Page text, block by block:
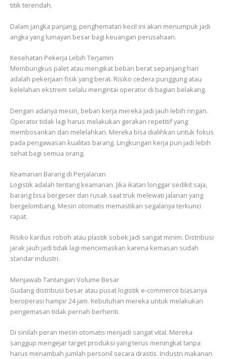
titik terendah.
Dalam jangka panjang, penghematan kecil ini akan menumpuk jadi
angka yang lumayan besar bagi keuangan perusahaan.
Kesehatan Pekerja Lebih Terjamin
Membungkus palet atau mengikat beban berat sepanjang hari
adalah pekerjaan fisik yang berat. Risiko cedera punggung atau
kelelahan ekstrem selalu mengintai operator di bagian belakang.
Dengan adanya mesin, beban kerja mereka jadi jauh lebih ringan.
Operator tidak lagi harus melakukan gerakan repetitif yang
membosankan dan melelahkan. Mereka bisa dialihkan untuk fokus
pada pengawasan kualitas barang. Lingkungan kerja pun jadi lebih
sehat bagi semua orang.
Keamanan Barang di Perjalanan
Logistik adalah tentang keamanan. Jika ikatan longgar sedikit saja,
barang bisa bergeser dan rusak saat truk melewati jalanan yang
bergelombang. Mesin otomatis memastikan segalanya terkunci
rapat.
Risiko kardus roboh atau plastik sobek jadi sangat minim. Distribusi
jarak jauh jadi tidak lagi mencemaskan karena kemasan sudah
standar industri.
Menjawab Tantangan Volume Besar
Gudang distribusi besar atau pusat logistik e-commerce biasanya
beroperasi hampir 24 jam. Kebutuhan mereka untuk melakukan
pengemasan tidak pernah berhenti.
Di sinilah peran mesin otomatis menjadi sangat vital. Mereka
sanggup mengejar target produksi yang terus meningkat tanpa
harus menambah jumlah personil secara drastis. Industri makanan